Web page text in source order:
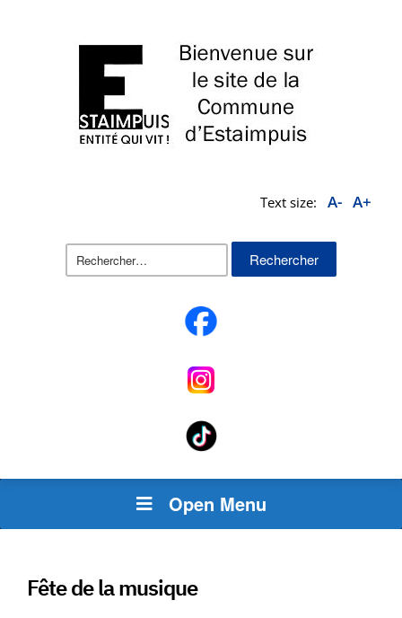
Text size: A- A+
Rechercher :
Open Menu
Fête de la musique